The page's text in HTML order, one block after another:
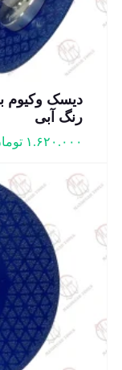
دیسک وکیوم
رنگ آبی
۱.۶۲۰.۰۰۰